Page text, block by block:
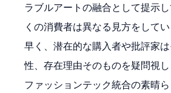
ラブルアートの融合として提示
くの消費者は異なる見方をして
早く、潜在的な購入者や批評家
性、存在理由そのものを疑問視
ファッションテック統合の素晴